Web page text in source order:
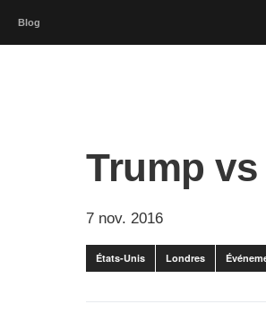
Blog
Trump
7 nov. 2016
États-Unis Londres